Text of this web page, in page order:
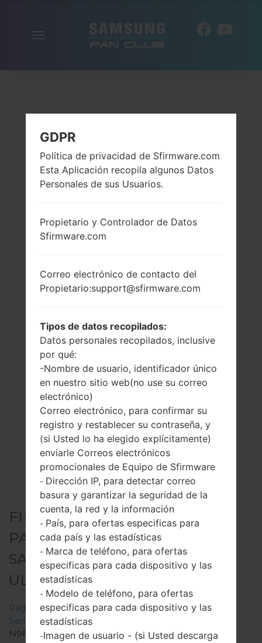
FIRMWARE OFICIAL #202418
PARA SM-N986B -
SAMSUNGGALAXY NOTE 20
ULTRA 5G
Página principal →Galaxy Note 20 Ultra 5G →
SamsungSM-N986B
N986B_1_20201223171035_j4p9axwhdp_fac.zip
GDPR
Política de privacidad de Sfirmware.com
Esta Aplicación recopila algunos Datos
Personales de sus Usuarios.
Propietario y Controlador de Datos
Sfirmware.com
Correo electrónico de contacto del
Propietario:support@sfirmware.com
Tipos de datos recopilados:
Datos personales recopilados, inclusive
por qué:
-Nombre de usuario, identificador único
en nuestro sitio web(no use su correo
electrónico)
Correo electrónico, para confirmar su
registro y restablecer su contraseña, y
(si Usted lo ha elegido explícitamente)
enviarle Correos electrónicos
promocionales de Equipo de Sfirmware
- Dirección IP, para detectar correo
basura y garantizar la seguridad de la
cuenta, la red y la información
- País, para ofertas especificas para
cada país y las estadísticas
- Marca de teléfono, para ofertas
especificas para cada dispositivo y las
estadísticas
- Modelo de teléfono, para ofertas
especificas para cada dispositivo y las
estadísticas
-Imagen de usuario - (si Usted descarga